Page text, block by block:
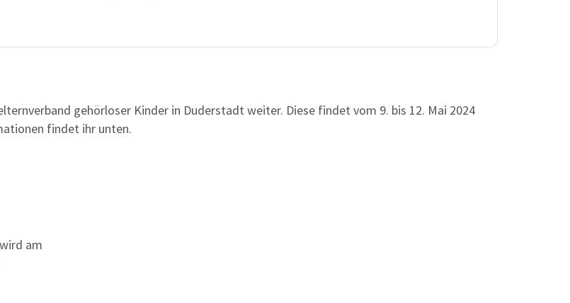
gehörloser Kinder in Duderstadt weiter. Diese findet vom 9. bis 12. Mai 2024
findet ihr unten.
am